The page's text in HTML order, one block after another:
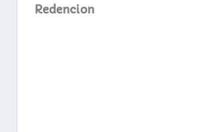
Redencion